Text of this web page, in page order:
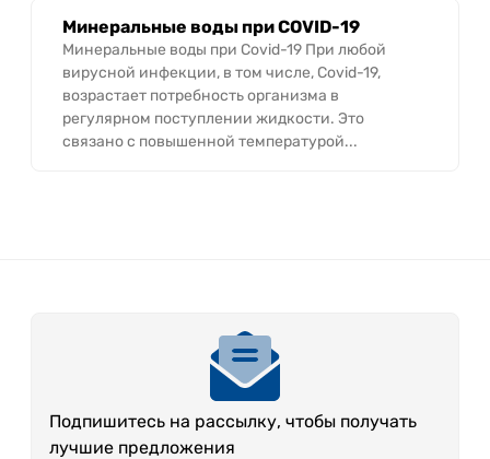
Минеральные воды при COVID-19
Минеральные воды при Covid-19 При любой
вирусной инфекции, в том числе, Covid-19,
возрастает потребность организма в
регулярном поступлении жидкости. Это
связано с повышенной температурой...
Подпишитесь на рассылку, чтобы получать
лучшие предложения